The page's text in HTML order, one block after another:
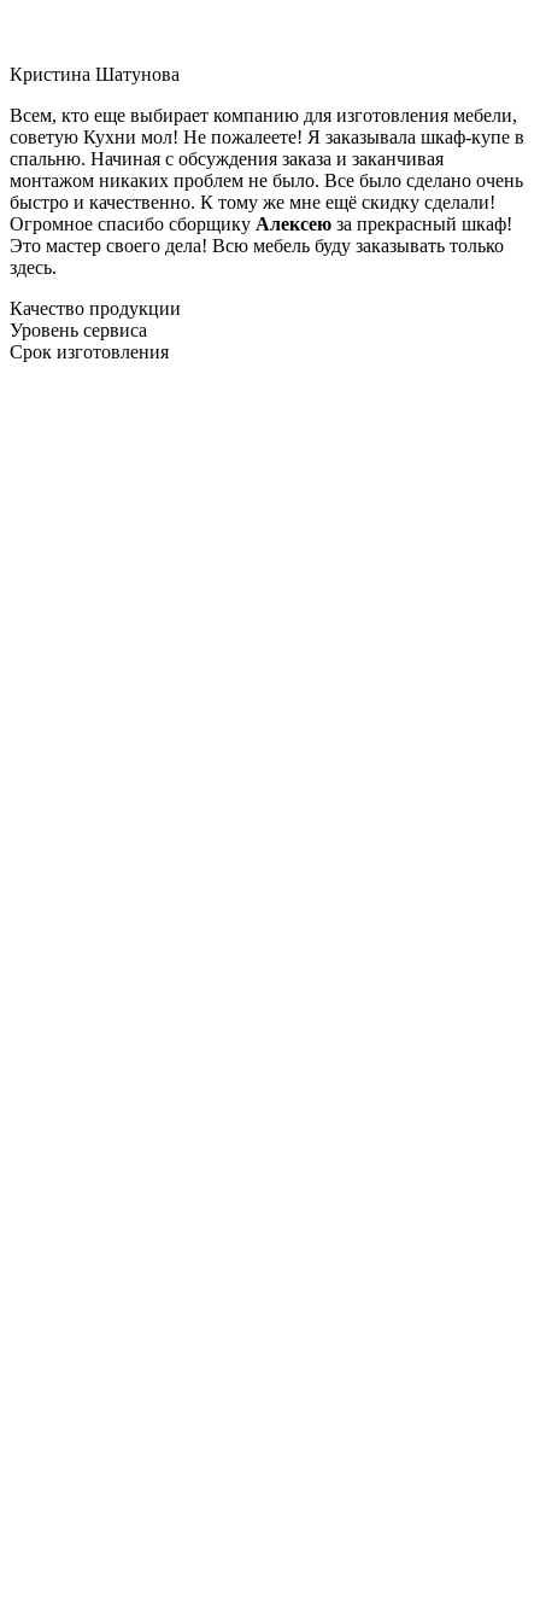
Кристина Шатунова
Всем, кто еще выбирает компанию для изготовления мебели,
советую Кухни мол! Не пожалеете! Я заказывала шкаф-купе в
спальню. Начиная с обсуждения заказа и заканчивая
монтажом никаких проблем не было. Все было сделано очень
быстро и качественно. К тому же мне ещё скидку сделали!
Огромное спасибо сборщику Алексею за прекрасный шкаф!
Это мастер своего дела! Всю мебель буду заказывать только
здесь.
Качество продукции
Уровень сервиса
Срок изготовления